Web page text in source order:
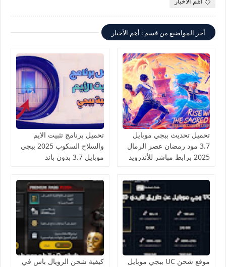
أخر المواضيع من قسم : أهم الأخبار
تحميل تحديث ببجي موبايل
3.7 مود رمضان عصر الرمال
2025 برابط مباشر للأندرويد
تحميل برنامج تثبيت الايم
والسلاح السكوب 2025 ببجي
موبايل 3.7 بدون باند
موقع شحن UC ببجي موبايل
كيفية شحن الرويال باس في